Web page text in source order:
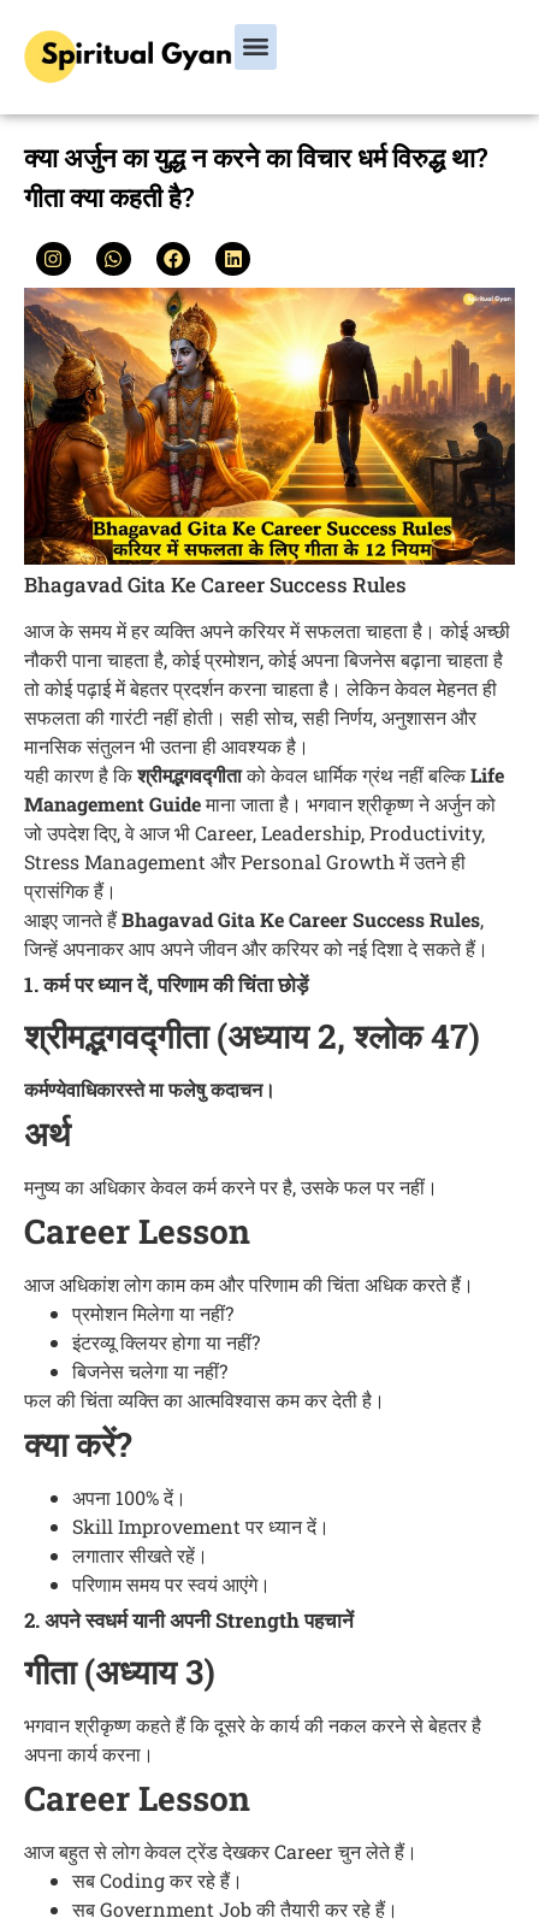
क्या अर्जुन का युद्ध न करने का विचार धर्म विरुद्ध था?
गीता क्या कहती है?
Bhagavad Gita Ke Career Success Rules
आज के समय में हर व्यक्ति अपने करियर में सफलता चाहता है। कोई अच्छी
नौकरी पाना चाहता है, कोई प्रमोशन, कोई अपना बिजनेस बढ़ाना चाहता है
तो कोई पढ़ाई में बेहतर प्रदर्शन करना चाहता है। लेकिन केवल मेहनत ही
सफलता की गारंटी नहीं होती। सही सोच, सही निर्णय, अनुशासन और
मानसिक संतुलन भी उतना ही आवश्यक है।
यही कारण है किश्रीमद्भगवद्गीताको केवल धार्मिक ग्रंथ नहीं बल्किLife
Management Guideमाना जाता है। भगवान श्रीकृष्ण ने अर्जुन को
जो उपदेश दिए, वे आज भी Career, Leadership, Productivity,
Stress Management और Personal Growth में उतने ही
प्रासंगिक हैं।
आइए जानते हैंBhagavad Gita Ke Career Success Rules,
जिन्हें अपनाकर आप अपने जीवन और करियर को नई दिशा दे सकते हैं।
1. कर्म पर ध्यान दें, परिणाम की चिंता छोड़ें
श्रीमद्भगवद्गीता (अध्याय 2, श्लोक 47)
कर्मण्येवाधिकारस्ते मा फलेषु कदाचन।
अर्थ
मनुष्य का अधिकार केवल कर्म करने पर है, उसके फल पर नहीं।
Career Lesson
आज अधिकांश लोग काम कम और परिणाम की चिंता अधिक करते हैं।
प्रमोशन मिलेगा या नहीं?
इंटरव्यू क्लियर होगा या नहीं?
बिजनेस चलेगा या नहीं?
फल की चिंता व्यक्ति का आत्मविश्वास कम कर देती है।
क्या करें?
अपना 100% दें।
Skill Improvement पर ध्यान दें।
लगातार सीखते रहें।
परिणाम समय पर स्वयं आएंगे।
2. अपने स्वधर्म यानी अपनी Strength पहचानें
गीता (अध्याय 3)
भगवान श्रीकृष्ण कहते हैं कि दूसरे के कार्य की नकल करने से बेहतर है
अपना कार्य करना।
Career Lesson
आज बहुत से लोग केवल ट्रेंड देखकर Career चुन लेते हैं।
सब Coding कर रहे हैं।
सब Government Job की तैयारी कर रहे हैं।